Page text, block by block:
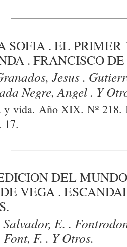
SOFIA . EL PRIMER
. FRANCISCO
Jesus .
Negre, Angel . Y
y vida. Año XIX. Nº 218.
17.
DEL
VEGA .
Salvador, E. .
F. . Y Otros.